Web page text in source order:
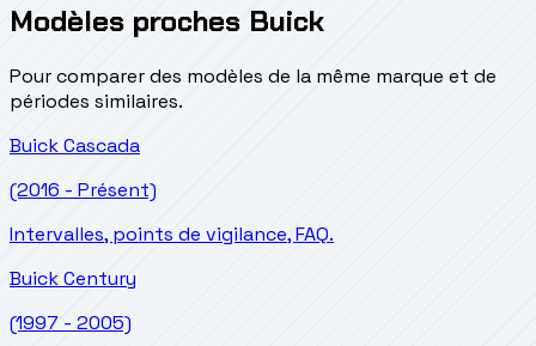
Modèles proches Buick
Pour comparer des modèles de la même marque et de
périodes similaires.
BuickCascada
(2016 - Présent)
Intervalles, points de vigilance, FAQ.
BuickCentury
(1997 - 2005)